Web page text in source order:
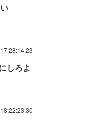
しろよ